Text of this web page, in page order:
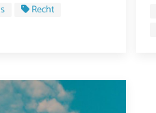
Recht